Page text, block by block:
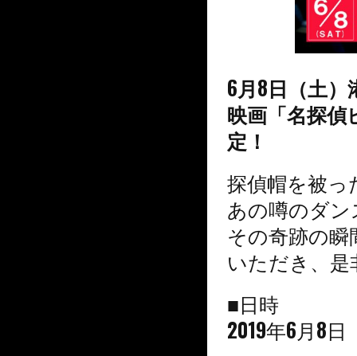
6月8日（土
映画「名探
定！
探偵帽を被
あの噂のダ
その奇跡の
いただき 、
■日時
2019年6月8日